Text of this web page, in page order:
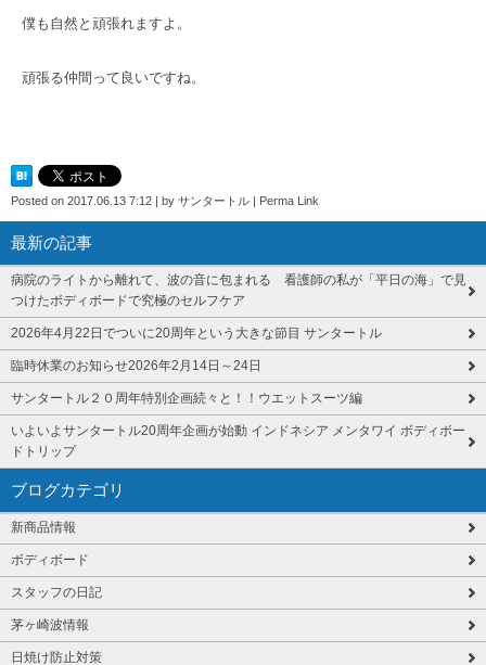
僕も自然と頑張れますよ。
頑張る仲間って良いですね。
Posted on 2017.06.13 7:12 by サンタートル Perma Link
最新の記事
病院のライトから離れて、波の音に包まれる 看護師の私が「平日の海」で見
つけたボディボードで究極のセルフケア
2026年4月22日でついに20周年という大きな節目 サンタートル
臨時休業のお知らせ2026年2月14日～24日
サンタートル２０周年特別企画続々と！！ウエットスーツ編
いよいよサンタートル20周年企画が始動 インドネシア メンタワイ ボディボー
ドトリップ
ブログカテゴリ
新商品情報
ボディボード
スタッフの日記
茅ヶ崎波情報
日焼け防止対策